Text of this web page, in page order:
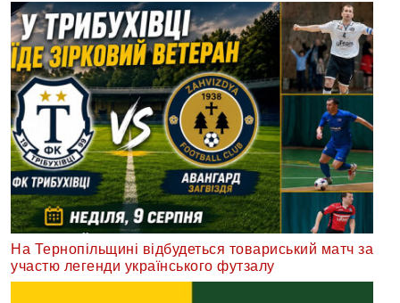
На Тернопільщині відбудеться товариський матч за
участю легенди українського футзалу